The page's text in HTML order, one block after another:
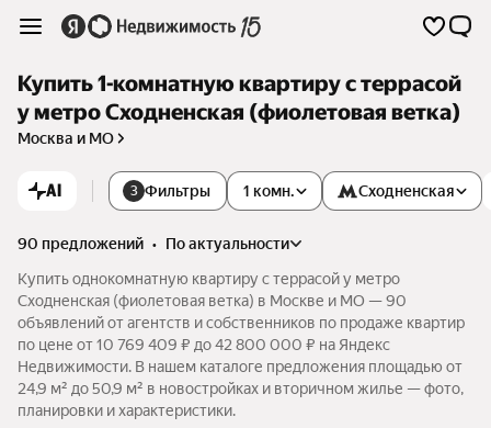
Купить 1-комнатную квартиру с террасой
у метро Сходненская (фиолетовая ветка)
Москва и МО
AI 3 Фильтры 1 комн. Сходненская
90 предложений •
по актуальности
Купить однокомнатную квартиру с террасой у метро
Сходненская (фиолетовая ветка) в Москве и МО — 90
объявлений от агентств и собственников по продаже квартир
по цене от 10 769 409 ₽ до 42 800 000 ₽ на Яндекс
Недвижимости. В нашем каталоге предложения площадью от
24,9 м² до 50,9 м² в новостройках и вторичном жилье — фото,
планировки и характеристики.